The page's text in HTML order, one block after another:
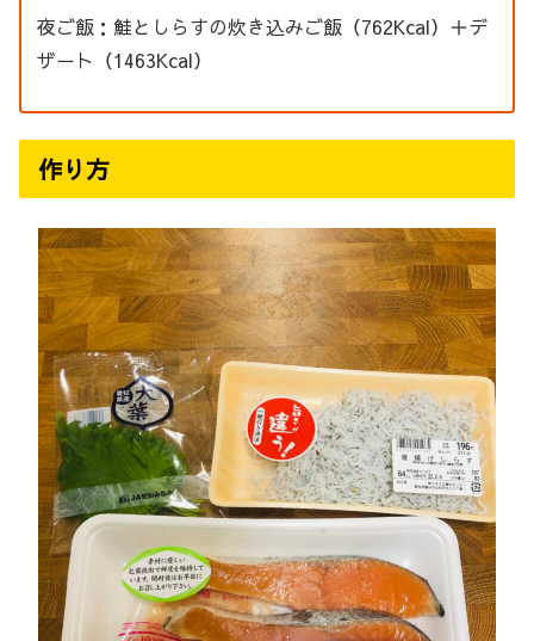
夜ご飯：鮭としらすの炊き込みご飯（762Kcal）＋デ
ザート（1463Kcal）
作り方